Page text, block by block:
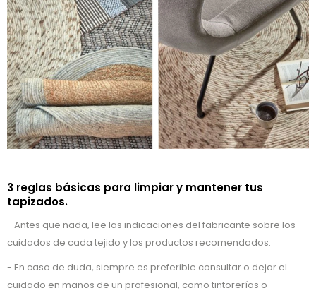
3 reglas básicas para limpiar y mantener tus
tapizados.
- Antes que nada, lee las indicaciones del fabricante sobre los
cuidados de cada tejido y los productos recomendados.
- En caso de duda, siempre es preferible consultar o dejar el
cuidado en manos de un profesional, como tintorerías o